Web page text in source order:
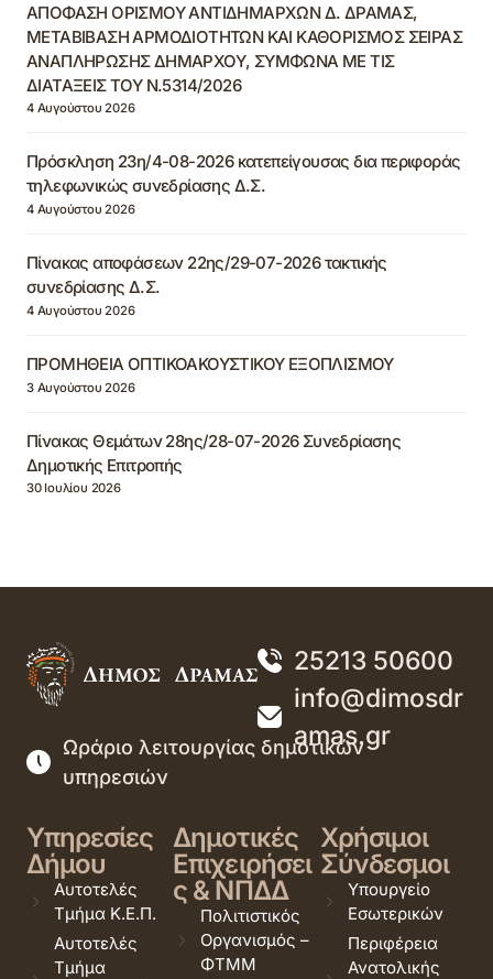
ΑΠΟΦΑΣΗ ΟΡΙΣΜΟΥ ΑΝΤΙΔΗΜΑΡΧΩΝ Δ. ΔΡΑΜΑΣ,
ΜΕΤΑΒΙΒΑΣΗ ΑΡΜΟΔΙΟΤΗΤΩΝ ΚΑΙ ΚΑΘΟΡΙΣΜΟΣ ΣΕΙΡΑΣ
ΑΝΑΠΛΗΡΩΣΗΣ ΔΗΜΑΡΧΟΥ, ΣΥΜΦΩΝΑ ΜΕ ΤΙΣ
ΔΙΑΤΑΞΕΙΣ ΤΟΥ Ν.5314/2026
4 Αυγούστου 2026
Πρόσκληση 23η/4-08-2026 κατεπείγουσας δια περιφοράς
τηλεφωνικώς συνεδρίασης Δ.Σ.
4 Αυγούστου 2026
Πίνακας αποφάσεων 22ης/29-07-2026 τακτικής
συνεδρίασης Δ.Σ.
4 Αυγούστου 2026
ΠΡΟΜΗΘΕΙΑ ΟΠΤΙΚΟΑΚΟΥΣΤΙΚΟΥ ΕΞΟΠΛΙΣΜΟΥ
3 Αυγούστου 2026
Πίνακας Θεμάτων 28ης/28-07-2026 Συνεδρίασης
Δημοτικής Επιτροπής
30 Ιουλίου 2026
25213 50600
info@dimosdr
amas.gr
Ωράριο λειτουργίας δημοτικών
υπηρεσιών
Υπηρεσίες
Δήμου
Αυτοτελές
Τμήμα Κ.Ε.Π.
Αυτοτελές
Τμήμα
Δημοτικές
Επιχειρήσει
ς & ΝΠΔΔ
Πολιτιστικός
Οργανισμός –
ΦΤΜΜ
Χρήσιμοι
Σύνδεσμοι
Υπουργείο
Εσωτερικών
Περιφέρεια
Ανατολικής